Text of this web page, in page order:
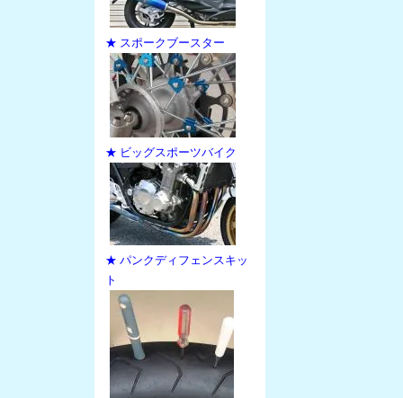
★ スポークブースター
★ ビッグスポーツバイク
★ パンクディフェンスキッ
ト